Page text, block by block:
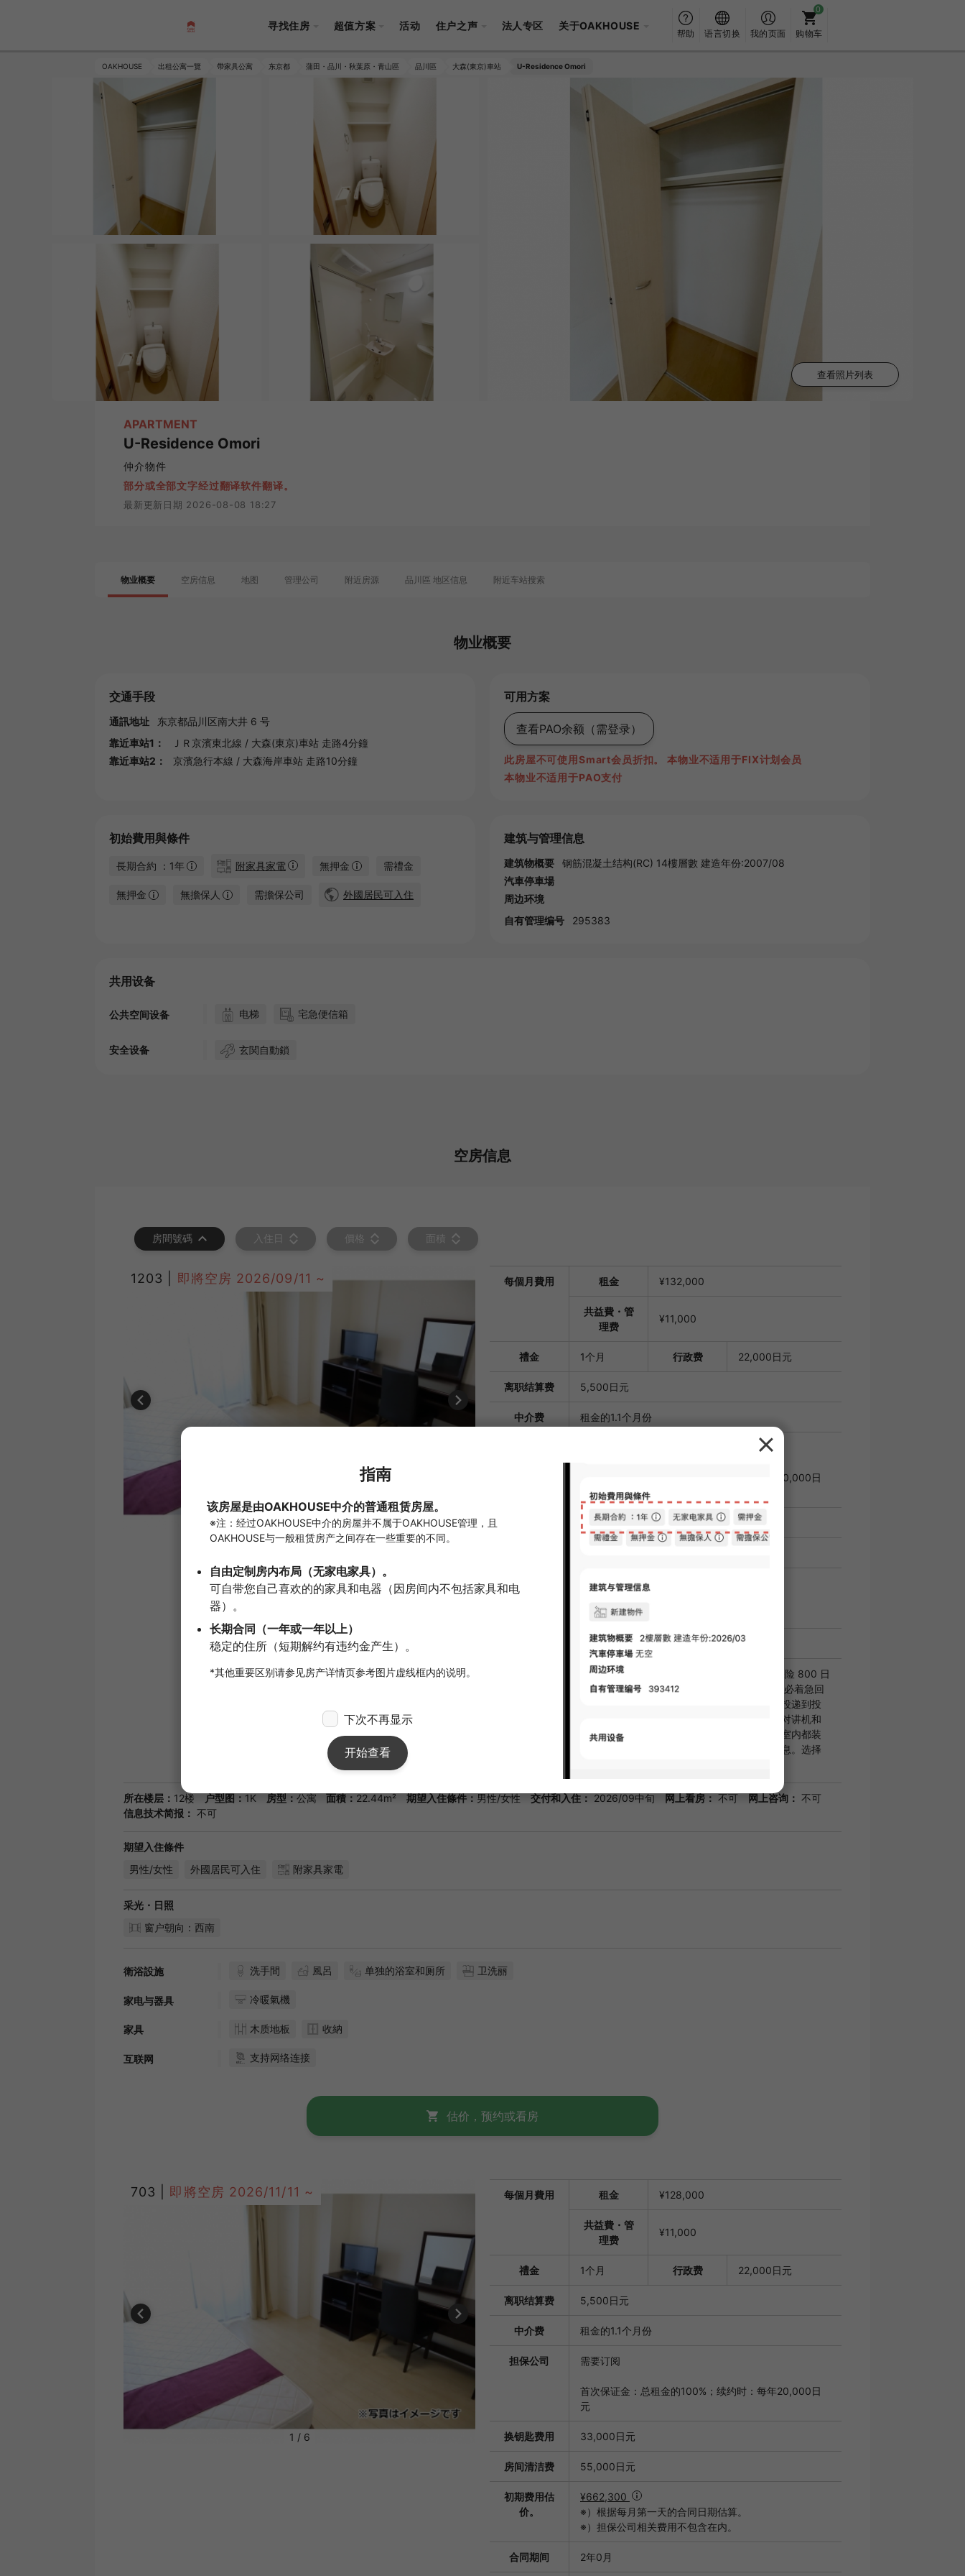
寻找住房 超值方案 活动 住户之声 法人专区 关于OAKHOUSE
帮助 语言切换 我的页面 购物车
OAKHOUSE 出租公寓一覽 帶家具公寓 东京都 蒲田・品川・秋葉原・青山區 品川區 大森(東京)車站 U-Residence Omori
查看照片列表
APARTMENT
U-Residence Omori
仲介物件
部分或全部文字经过翻译软件翻译。
最新更新日期 2026-08-08 18:27
物业概要 空房信息 地图 管理公司 附近房源 品川區 地区信息 附近车站搜索
物业概要
交通手段
通訊地址 东京都品川区南大井 6 号
靠近車站1：
ＪＲ京濱東北線 / 大森(東京)車站 走路4分鐘
靠近車站2：
京濱急行本線 / 大森海岸車站 走路10分鐘
可用方案
查看PAO余额 （需登录）
此房屋不可使用Smart会员折扣。
本物业不适用于FIX计划会员
本物业不适用于PAO支付
初始費用與條件
長期合約 ：1年 附家具家電 無押金 需禮金
無押金 無擔保人 需擔保公司 外國居民可入住
建筑与管理信息
建筑物概要
钢筋混凝土结构(RC) 14樓層數 建造年份:2007/08
汽車停車場
周边环境
自有管理编号
295383
共用设备
公共空间设备 电梯 宅急便信箱
安全设备 玄関自動鎖
空房信息
房間號碼 入住日 價格 面積
1203 | 即將空房 2026/09/11 ~
1/6
每個月費用 租金 ¥132,000
共益費・管
理费
¥11,000
禮金 1个月 行政费 22,000日元
离职结算费 5,500日元
中介费 租金的1.1个月份
首次保证金：总租金的100%；续约时：每年20,000日
元
33,000日元
初期费用估
¥678,700
※）担保公司相关费用不包含在内。
2年0月
Rib Club 2,200 日元（每月） SBI 小额短期保险 800 日
元（每月） 如果您无法在指定时间送货，也不必着急回
家，因为这里有一个投递箱，可以将您的包裹投递到投
递箱，而不是亲自去收。此外，还安装了电视对讲机和
自动门锁，安全性极高。无论酷暑还是严寒，室内都装
有空调，便于调节气候。我们提供大量住房信息。选择
所在楼层： 12楼 户型图： 1K 房型： 公寓 面積： 22.44m² 期望入住條件： 男性/女性 交付和入住： 2026/09中旬 网上看房： 不可 网上咨询： 不可
信息技术简报： 不可
期望入住條件
男性/女性
外國居民可入住 附家具家電
采光・日照
窗户朝向：西南
衛浴設施 洗手間 風呂 单独的浴室和厕所 卫洗丽
家电与器具 冷暖氣機
家具 木质地板 收納
互联网 支持网络连接
估价，预约或看房
703 | 即將空房 2026/11/11 ~
1 / 6
每個月費用 租金 ¥128,000
共益費・管
理费
¥11,000
禮金 1个月 行政费 22,000日元
离职结算费 5,500日元
中介费 租金的1.1个月份
担保公司 需要订阅
首次保证金：总租金的100%；续约时：每年20,000日
元
换钥匙费用 33,000日元
房间清洁费 55,000日元
初期费用估
价。
¥662,300
※）根据每月第一天的合同日期估算。
※）担保公司相关费用不包含在内。
合同期间 2年0月